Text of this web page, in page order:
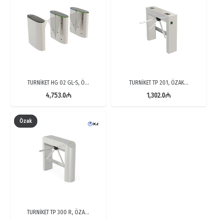
TURNİKET HG 02 GL-S, Ö…
4,753.0₼
TURNİKET TP 201, ÖZAK…
1,302.0₼
Özak
TURNİKET TP 300 R, ÖZA…